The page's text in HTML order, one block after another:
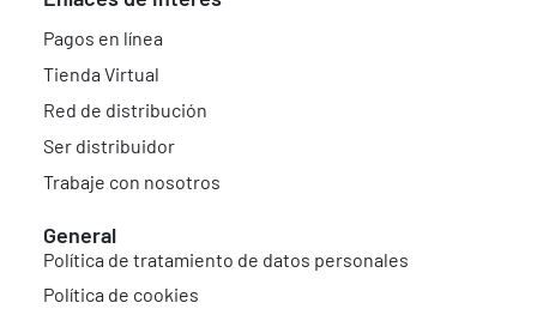
Pagos en línea
Tienda Virtual
Red de distribución
Ser distribuidor
Trabaje con nosotros
General
Política de tratamiento de datos personales
Política de cookies